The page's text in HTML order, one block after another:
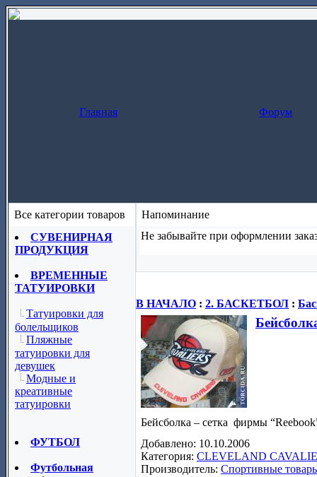
Главная Форум
Все категории товаров
СУВЕНИРНАЯ
ПРОДУКЦИЯ
ВРЕМЕННЫЕ
ТАТУИРОВКИ
Татуировки для
болельщиков
Пляжные
татуировки для
девушек
Модные и
креативные
татуировки
ФУТБОЛ
Футбольная
Напоминание
Не забывайте при оформлении
В НАЧАЛО : 2. БАСКЕТБОЛ :
Бейсболка – сетка фирмы “Reebook
Добавлено: 10.10.2006
Категория: CLEVELAND
Производитель: Спортивные